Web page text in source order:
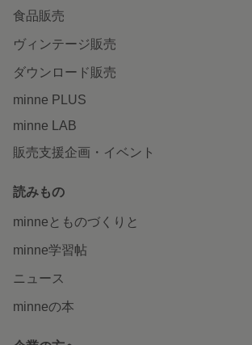
食品販売
ヴィンテージ販売
ダウンロード販売
minne PLUS
minne LAB
販売支援企画・イベント
読みもの
minneとものづくりと
minne学習帖
ニュース
minneの本